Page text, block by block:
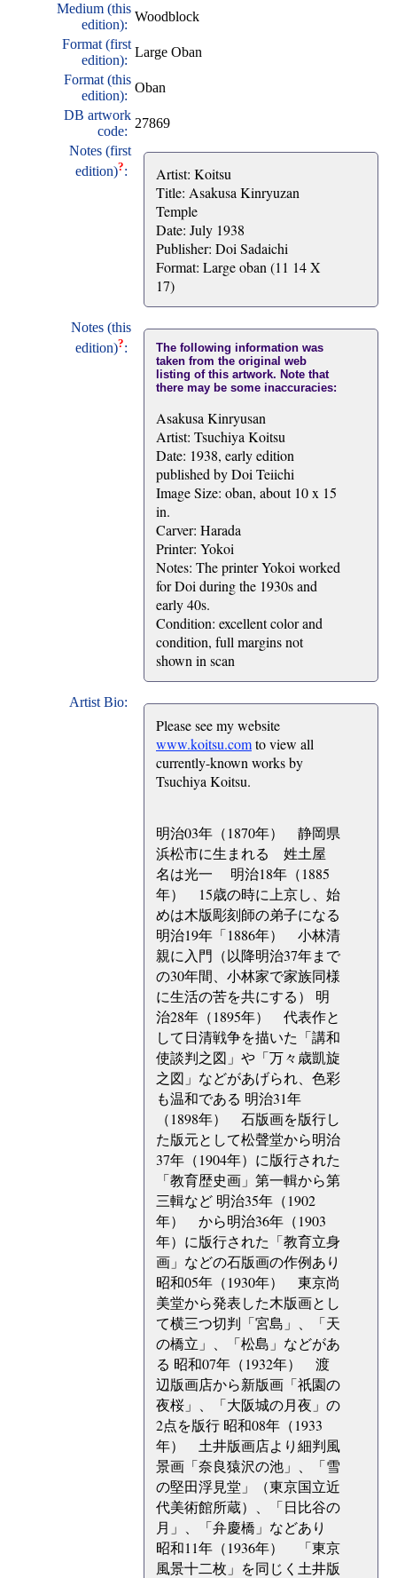
Medium (this
edition):
Woodblock
Format (first
edition):
Large Oban
Format (this
edition):
Oban
DB artwork
code:
27869
Notes (first
edition)?:
Artist: Koitsu
Title: Asakusa Kinryuzan
Temple
Date: July 1938
Publisher: Doi Sadaichi
Format: Large oban (11 14 X
17)
Notes (this
edition)?:
The following information was
taken from the original web
listing of this artwork. Note that
there may be some inaccuracies:
Asakusa Kinryusan
Artist: Tsuchiya Koitsu
Date: 1938, early edition
published by Doi Teiichi
Image Size: oban, about 10 x 15
in.
Carver: Harada
Printer: Yokoi
Notes: The printer Yokoi worked
for Doi during the 1930s and
early 40s.
Condition: excellent color and
condition, full margins not
shown in scan
Artist Bio:
Please see my website
www.koitsu.comto view all
currently-known works by
Tsuchiya Koitsu.
明治03年（1870年） 静岡県
浜松市に生まれる 姓土屋
名は光一 明治18年（1885
年） 15歳の時に上京し、始
めは木版彫刻師の弟子になる
明治19年「1886年） 小林清
親に入門（以降明治37年まで
の30年間、小林家で家族同様
に生活の苦を共にする） 明
治28年（1895年） 代表作と
して日清戦争を描いた「講和
使談判之図」や「万々歳凱旋
之図」などがあげられ、色彩
も温和である 明治31年
（1898年） 石版画を版行し
た版元として松聲堂から明治
37年（1904年）に版行された
「教育歴史画」第一輯から第
三輯など 明治35年（1902
年） から明治36年（1903
年）に版行された「教育立身
画」などの石版画の作例あり
昭和05年（1930年） 東京尚
美堂から発表した木版画とし
て横三つ切判「宮島」、「天
の橋立」、「松島」などがあ
る 昭和07年（1932年） 渡
辺版画店から新版画「祇園の
夜桜」、「大阪城の月夜」の
2点を版行 昭和08年（1933
年） 土井版画店より細判風
景画「奈良猿沢の池」、「雪
の堅田浮見堂」（東京国立近
代美術館所蔵）、「日比谷の
月」、「弁慶橋」などあり
昭和11年（1936年） 「東京
風景十二枚」を同じく土井版